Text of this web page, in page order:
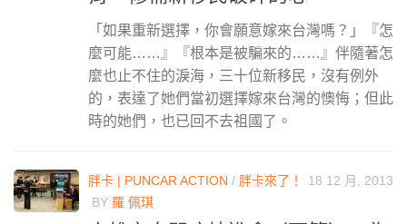
「如果重新選擇，你會願意嫁來台灣嗎？」『怎
麼可能……』『根本是被騙來的……』伴隨著怎
麼也止不住的淚海，三十位新移民，沒有例外
的，表達了她們當初選擇嫁來台灣的懊悔；但此
時的她們，也已回不去祖國了。
胖卡 | PUNCAR ACTION / 胖卡來了！
18 12 月, 2013
BY 羅 佩琪